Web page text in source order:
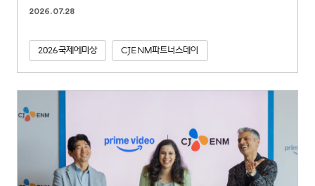
2026.07.28
2026국제에미상 CJENM파트너스데이